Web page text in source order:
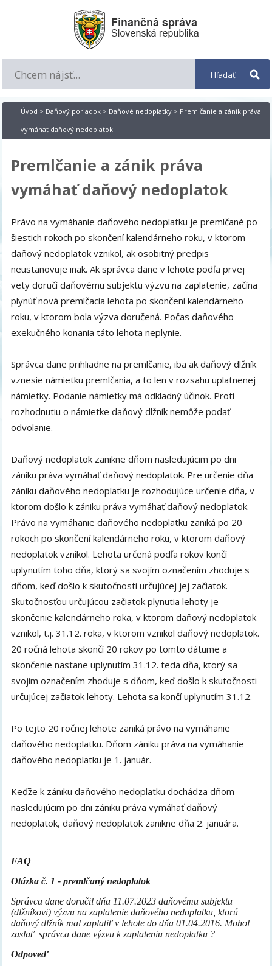
Úvod > Daňový poriadok > Daňové nedoplatky > Premlčanie a zánik práva
vymáhať daňový nedoplatok
Premlčanie a zánik práva
vymáhať daňový nedoplatok
Právo na vymáhanie daňového nedoplatku je premlčané po
šiestich rokoch po skončení kalendárneho roku, v ktorom
daňový nedoplatok vznikol, ak osobitný predpis
neustanovuje inak. Ak správca dane v lehote podľa prvej
vety doručí daňovému subjektu výzvu na zaplatenie, začína
plynúť nová premlčacia lehota po skončení kalendárneho
roku, v ktorom bola výzva doručená. Počas daňového
exekučného konania táto lehota neplynie.
Správca dane prihliadne na premlčanie, iba ak daňový dlžník
vznesie námietku premlčania, a to len v rozsahu uplatnenej
námietky. Podanie námietky má odkladný účinok. Proti
rozhodnutiu o námietke daňový dlžník nemôže podať
odvolanie.
Daňový nedoplatok zanikne dňom nasledujúcim po dni
zániku práva vymáhať daňový nedoplatok. Pre určenie dňa
zániku daňového nedoplatku je rozhodujúce určenie dňa, v
ktorom došlo k zániku práva vymáhať daňový nedoplatok.
Právo na vymáhanie daňového nedoplatku zaniká po 20
rokoch po skončení kalendárneho roku, v ktorom daňový
nedoplatok vznikol. Lehota určená podľa rokov končí
uplynutím toho dňa, ktorý sa svojím označením zhoduje s
dňom, keď došlo k skutočnosti určujúcej jej začiatok.
Skutočnosťou určujúcou začiatok plynutia lehoty je
skončenie kalendárneho roka, v ktorom daňový nedoplatok
vznikol, t.j. 31.12. roka, v ktorom vznikol daňový nedoplatok.
20 ročná lehota skončí 20 rokov po tomto dátume a
skončenie nastane uplynutím 31.12. teda dňa, ktorý sa
svojim označením zhoduje s dňom, keď došlo k skutočnosti
určujúcej začiatok lehoty. Lehota sa končí uplynutím 31.12.
Po tejto 20 ročnej lehote zaniká právo na vymáhanie
daňového nedoplatku. Dňom zániku práva na vymáhanie
daňového nedoplatku je 1. január.
Keďže k zániku daňového nedoplatku dochádza dňom
nasledujúcim po dni zániku práva vymáhať daňový
nedoplatok, daňový nedoplatok zanikne dňa 2. januára.
FAQ
Otázka č. 1 - premlčaný nedoplatok
Správca dane doručil dňa 11.07.2023 daňovému subjektu
(dlžníkovi) výzvu na zaplatenie daňového nedoplatku, ktorú
daňový dlžník mal zaplatiť v lehote do dňa 01.04.2016. Mohol
zaslať správca dane výzvu k zaplateniu nedoplatku ?
Odpoveď